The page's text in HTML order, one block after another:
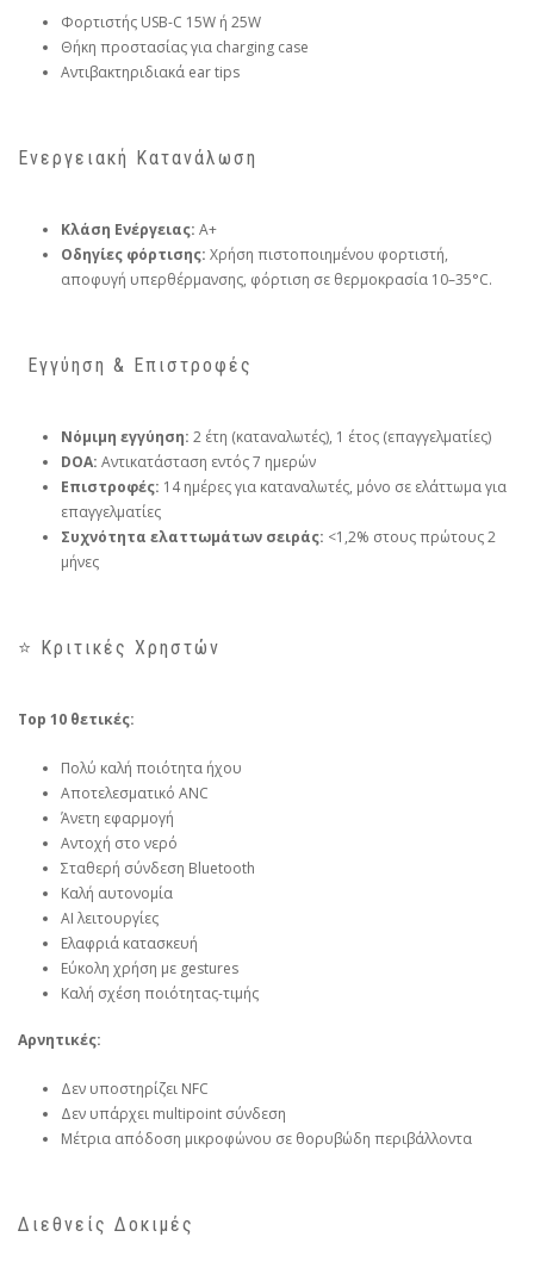
Φορτιστής USB-C 15W ή 25W
Θήκη προστασίας για charging case
Αντιβακτηριδιακά ear tips
Ενεργειακή Κατανάλωση
Κλάση Ενέργειας: A+
Οδηγίες φόρτισης: Χρήση πιστοποιημένου φορτιστή,
αποφυγή υπερθέρμανσης, φόρτιση σε θερμοκρασία 10–35°C.
️ Εγγύηση & Επιστροφές
Νόμιμη εγγύηση: 2 έτη (καταναλωτές), 1 έτος (επαγγελματίες)
DOA: Αντικατάσταση εντός 7 ημερών
Επιστροφές: 14 ημέρες για καταναλωτές, μόνο σε ελάττωμα για
επαγγελματίες
Συχνότητα ελαττωμάτων σειράς: <1,2% στους πρώτους 2
μήνες
⭐ Κριτικές Χρηστών
Top 10 θετικές:
Πολύ καλή ποιότητα ήχου
Αποτελεσματικό ANC
Άνετη εφαρμογή
Αντοχή στο νερό
Σταθερή σύνδεση Bluetooth
Καλή αυτονομία
AI λειτουργίες
Ελαφριά κατασκευή
Εύκολη χρήση με gestures
Καλή σχέση ποιότητας-τιμής
Αρνητικές:
Δεν υποστηρίζει NFC
Δεν υπάρχει multipoint σύνδεση
Μέτρια απόδοση μικροφώνου σε θορυβώδη περιβάλλοντα
Διεθνείς Δοκιμές